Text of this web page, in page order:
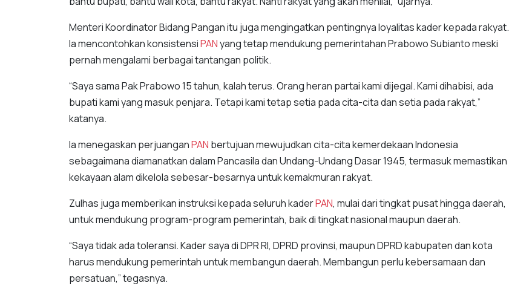
Menteri Koordinator Bidang Pangan itu juga mengingatkan pentingnya loyalitas kader kepada rakyat.
Ia mencontohkan konsistensiPANyang tetap mendukung pemerintahan Prabowo Subianto meski
pernah mengalami berbagai tantangan politik.
“Saya sama Pak Prabowo 15 tahun, kalah terus. Orang heran partai kami dijegal. Kami dihabisi, ada
bupati kami yang masuk penjara. Tetapi kami tetap setia pada cita-cita dan setia pada rakyat,”
katanya.
Ia menegaskan perjuanganPAN bertujuan mewujudkan cita-cita kemerdekaan Indonesia
sebagaimana diamanatkan dalam Pancasila dan Undang-Undang Dasar 1945, termasuk memastikan
kekayaan alam dikelola sebesar-besarnya untuk kemakmuran rakyat.
Zulhas juga memberikan instruksi kepada seluruh kaderPAN, mulai dari tingkat pusat hingga daerah,
untuk mendukung program-program pemerintah, baik di tingkat nasional maupun daerah.
“Saya tidak ada toleransi. Kader saya di DPR RI, DPRD provinsi, maupun DPRD kabupaten dan kota
harus mendukung pemerintah untuk membangun daerah. Membangun perlu kebersamaan dan
persatuan,” tegasnya.